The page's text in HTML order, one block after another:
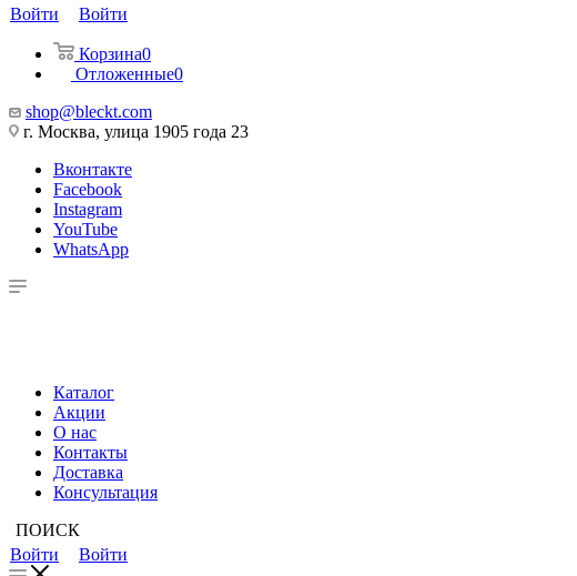
Войти
Войти
Корзина0
Отложенные0
shop@bleckt.com
г. Москва, улица 1905 года 23
Вконтакте
Facebook
Instagram
YouTube
WhatsApp
Каталог
Акции
О нас
Контакты
Доставка
Консультация
ПОИСК
Войти
Войти